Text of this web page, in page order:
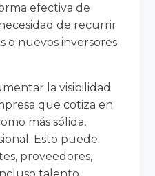
efectiva de
de recurrir
o nuevos inversores
la visibilidad
que cotiza en
más sólida,
Esto puede
proveedores,